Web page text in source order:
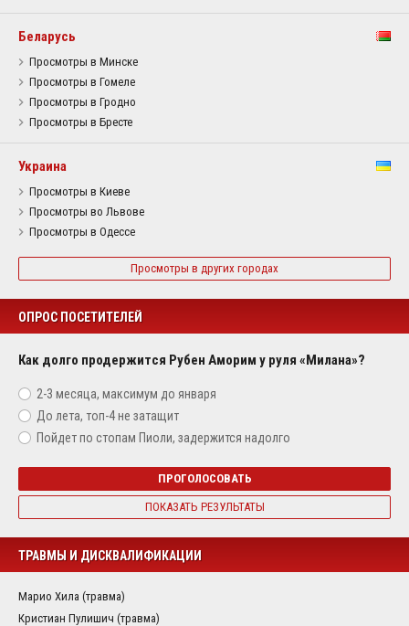
Беларусь
Просмотры в Минске
Просмотры в Гомеле
Просмотры в Гродно
Просмотры в Бресте
Украина
Просмотры в Киеве
Просмотры во Львове
Просмотры в Одессе
Просмотры в других городах
ОПРОС ПОСЕТИТЕЛЕЙ
Как долго продержится Рубен Аморим у руля «Милана»?
2-3 месяца, максимум до января
До лета, топ-4 не затащит
Пойдет по стопам Пиоли, задержится надолго
ПРОГОЛОСОВАТЬ
ПОКАЗАТЬ РЕЗУЛЬТАТЫ
ТРАВМЫ И ДИСКВАЛИФИКАЦИИ
Марио Хила (травма)
Кристиан Пулишич (травма)